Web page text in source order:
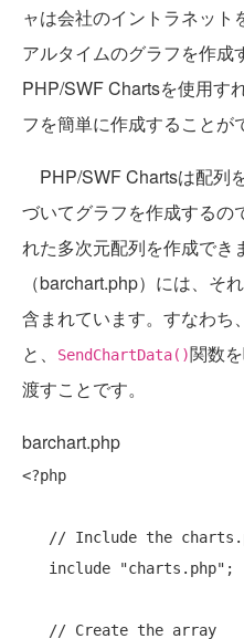
ャは会社のイントラネット
アルタイムのグラフを作成
PHP/SWF Chartsを使用す
フを簡単に作成することが
PHP/SWF Chartsは配列
づいてグラフを作成するの
れた多次元配列を作成でき
（barchart.php）には、そ
含まれています。すなわち
と、
SendChartData()関数
渡すことです。
barchart.php
<?php
// Include the
include
"charts.php" ;
// Create the array